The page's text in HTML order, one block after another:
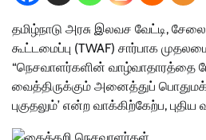
தமிழ்நாடு அரசு இலவச வேட்டி,
கூட்டமைப்பு (TWAF) சார்பாக
“நெசவாளர்களின் வாழ்வாதாரத்தை
வைத்திருக்கும் அனைத்துப்
புகுதலும்’ என்ற வாக்கிற்கேற்ப,